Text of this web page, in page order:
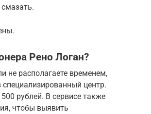
Рено Логан?
не располагаете временем,
центр.
рублей. В сервисе также
чтобы выявить